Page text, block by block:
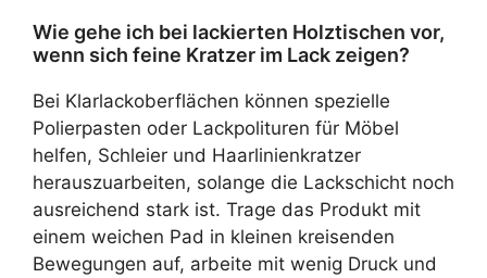
Wie gehe ich bei lackierten Holztischen vor,
wenn sich feine Kratzer im Lack zeigen?
Bei Klarlackoberflächen können spezielle
Polierpasten oder Lackpolituren für Möbel
helfen, Schleier und Haarlinienkratzer
herauszuarbeiten, solange die Lackschicht noch
ausreichend stark ist. Trage das Produkt mit
einem weichen Pad in kleinen kreisenden
Bewegungen auf, arbeite mit wenig Druck und